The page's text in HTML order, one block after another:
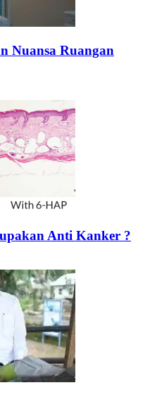
Nuansa Ruangan
Anti Kanker ?